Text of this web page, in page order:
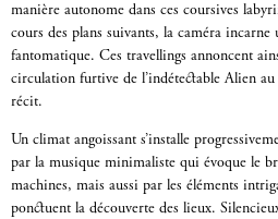
manière autonome dans ces coursives
cours des plans suivants, la caméra incarne
fantomatique. Ces travellings annoncent
circulation furtive de l’indétectable Alien
récit.
Un climat angoissant s’installe
par la musique minimaliste qui évoque le
machines, mais aussi par les éléments
ponctuent la découverte des lieux.